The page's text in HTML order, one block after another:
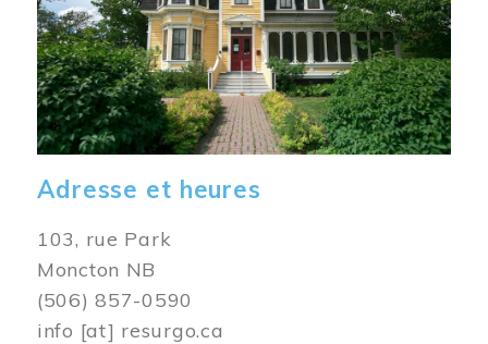
Adresse et heures
103, rue Park
Moncton NB
(506) 857-0590
info [at] resurgo.ca